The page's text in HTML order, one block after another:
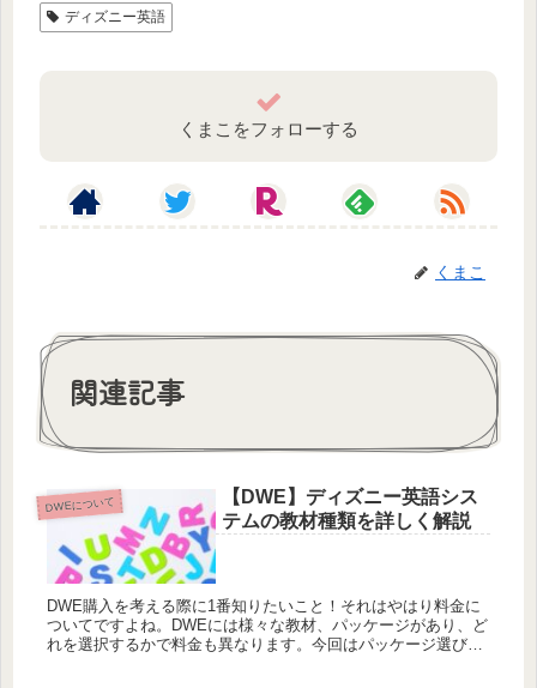
ディズニー英語
くまこをフォローする
くまこ
関連記事
DWEについて
【DWE】ディズニー英語シス
テムの教材種類を詳しく解説
DWE購入を考える際に1番知りたいこと！それはやはり料金に
ついてですよね。DWEには様々な教材、パッケージがあり、ど
れを選択するかで料金も異なります。今回はパッケージ選びの